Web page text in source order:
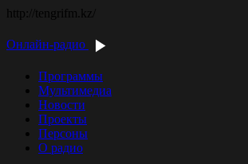
http://tengrifm.kz/
Онлайн-радио
Программы
Мультимедиа
Новости
Проекты
Персоны
О радио